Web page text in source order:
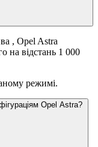
, Opel Astra
на відстань 1 000
режимі.
Opel Astra?